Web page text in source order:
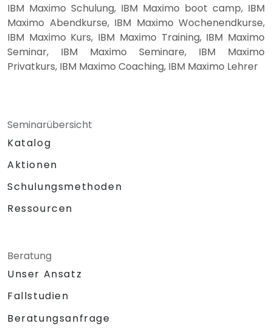
IBM Maximo Schulung, IBM Maximo boot camp, IBM
Maximo Abendkurse, IBM Maximo Wochenendkurse,
IBM Maximo Kurs, IBM Maximo Training, IBM Maximo
Seminar, IBM Maximo Seminare, IBM Maximo
Privatkurs, IBM Maximo Coaching, IBM Maximo Lehrer
Seminarübersicht
Katalog
Aktionen
Schulungsmethoden
Ressourcen
Beratung
Unser Ansatz
Fallstudien
Beratungsanfrage